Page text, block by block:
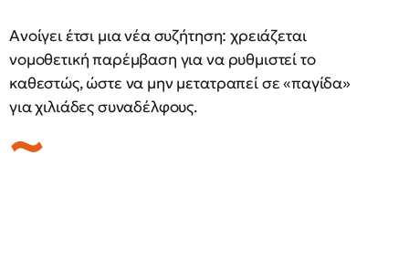
Ανοίγει έτσι μια νέα συζήτηση: χρειάζεται
νομοθετική παρέμβαση για να ρυθμιστεί το
καθεστώς, ώστε να μην μετατραπεί σε «παγίδα»
για χιλιάδες συναδέλφους.